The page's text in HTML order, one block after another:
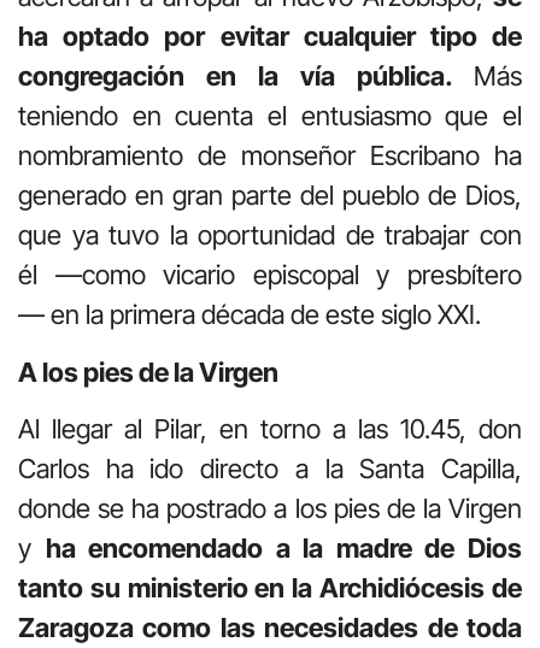
ha optado por evitar cualquier tipo de
congregación en la vía pública. Más
teniendo en cuenta el entusiasmo que el
nombramiento de monseñor Escribano ha
generado en gran parte del pueblo de Dios,
que ya tuvo la oportunidad de trabajar con
él —como vicario episcopal y presbítero
— en la primera década de este siglo XXI.
A los pies de la Virgen
Al llegar al Pilar, en torno a las 10.45, don
Carlos ha ido directo a la Santa Capilla,
donde se ha postrado a los pies de la Virgen
y ha encomendado a la madre de Dios
tanto su ministerio en la Archidiócesis de
Zaragoza como las necesidades de toda